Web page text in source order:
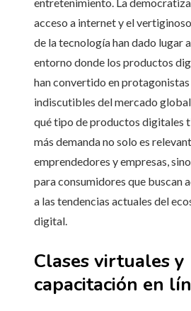
entretenimiento. La
acceso a internet y el
de la tecnología han dado lugar
entorno donde los productos
han convertido en protagonistas
indiscutibles del mercado
qué tipo de productos digitales
más demanda no solo es
emprendedores y empresas,
para consumidores que buscan
a las tendencias actuales del
digital.
Clases virtuales y
capacitación en